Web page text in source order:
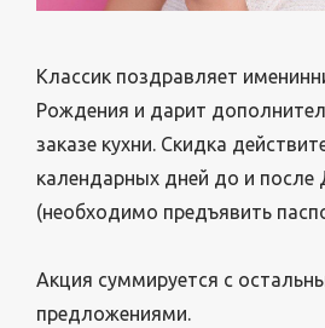
Классик поздравляет
Рождения и дарит
заказе кухни. Скидка
календарных дней до и после
(необходимо предъявить
Акция суммируется с
предложениями.